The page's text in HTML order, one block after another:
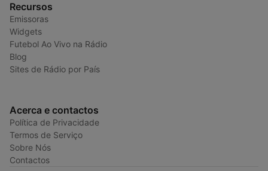
Recursos
Emissoras
Widgets
Futebol Ao Vivo na Rádio
Blog
Sites de Rádio por País
Acerca e contactos
Política de Privacidade
Termos de Serviço
Sobre Nós
Contactos